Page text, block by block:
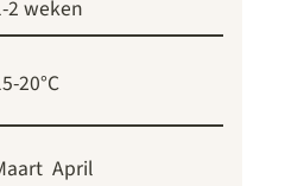
2 weken
20°C
April